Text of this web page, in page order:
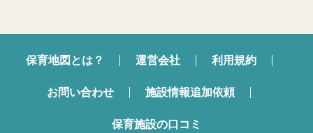
保育地図とは？ 運営会社 利用規約
お問い合わせ 施設情報追加依頼
保育施設の口コミ